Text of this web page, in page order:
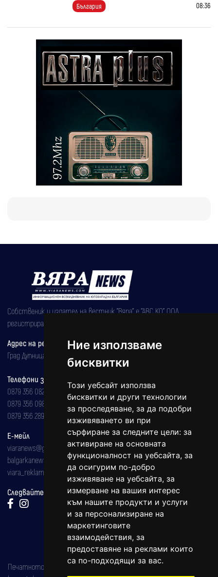
Ние използваме
бисквитки
Този уебсайт използва
бисквитки и други технологии
за проследяване, за да подобри
изживяването ви при
сърфиране за следните цели: за
активиране на основната
функционалност на уебсайта, за
да осигурим по-добро
изживяване на уебсайта, за
измерване на вашия интерес
към нашите продукти и услуги
и за персонализиране на
маркетинговите
взаимодействия, за
предоставяне на реклами които
са по-подходящи за вас.
България 08:36
Собственик и издател на вестник "Вяра" е "АВС КО" ООД,
регистрирана на 08.05.2002 година.
Адрес на редакцията
Град Дупница, ул.''Христо Ботев" 43
Телефони за реклама и абонаменти
0879 356 082
0879 356 098
0879 356 289
Е-мейл
viaranews@gmail.com
balgarkanews@gmail.com
viara_reklama@mail.bg
Следвайте ни:
Печатното издание на вестника е регистрирано в националния